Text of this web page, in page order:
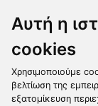
Αυτή η
cookies
Χρησιμοποιούμε
βελτίωση της
εξατομίκευση